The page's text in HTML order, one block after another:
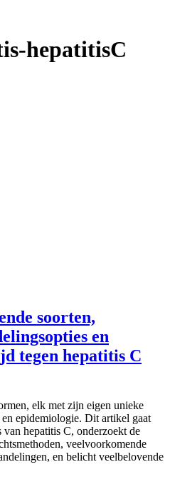
hepatitisC
soorten,
en
tegen hepatitis C
elk met zijn eigen unieke
epidemiologie. Dit artikel gaat
hepatitis C, onderzoekt de
veelvoorkomende
en belicht veelbelovende